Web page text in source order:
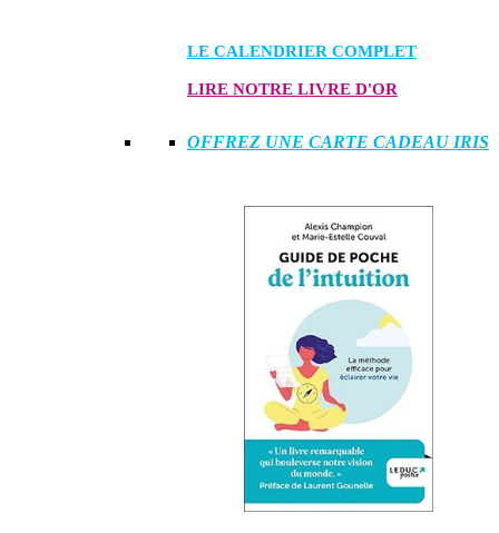
LE CALENDRIER COMPLET
LIRE NOTRE LIVRE D'OR
OFFREZ UNE CARTE CADEAU IRIS